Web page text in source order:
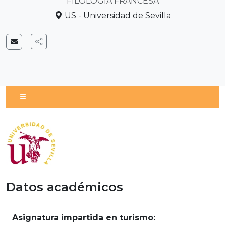
US - Universidad de Sevilla
Datos académicos
Asignatura impartida en turismo: